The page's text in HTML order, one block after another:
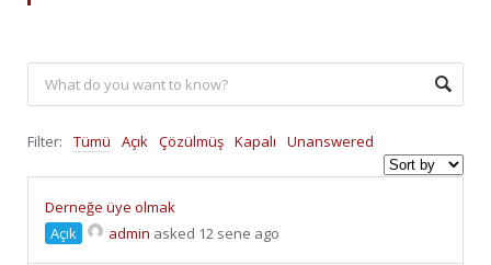
Filter: Tümü Açık Çözülmüş Kapalı Unanswered
Derneğe üye olmak
Açık
admin asked 12 sene ago